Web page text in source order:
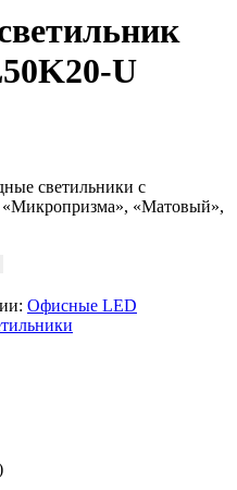
U
светильники с
«Микропризма», «Матовый»,
Офисные LED